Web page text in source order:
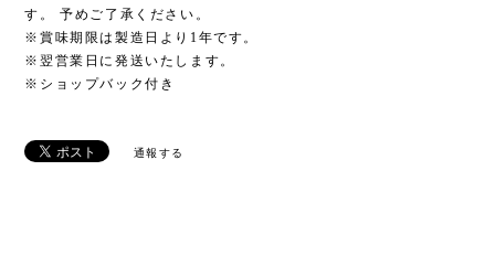
す。 予めご了承ください。
※賞味期限は製造日より1年です。
※翌営業日に発送いたします。
※ショップバック付き
通報する